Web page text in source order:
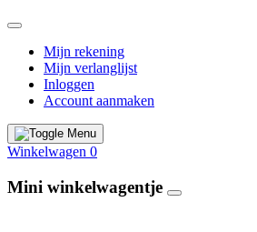
Mijn rekening
Mijn verlanglijst
Inloggen
Account aanmaken
Winkelwagen 0
Mini winkelwagentje